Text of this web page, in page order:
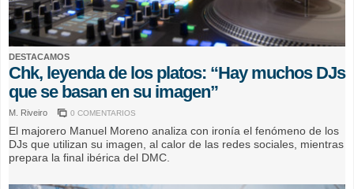
DESTACAMOS
Chk, leyenda de los platos: “Hay muchos DJs
que se basan en su imagen”
M. Riveiro 0 COMENTARIOS
El majorero Manuel Moreno analiza con ironía el fenómeno de los
DJs que utilizan su imagen, al calor de las redes sociales, mientras
prepara la final ibérica del DMC.